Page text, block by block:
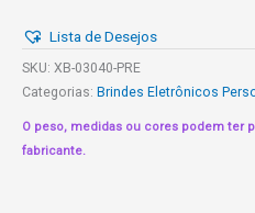
-
PRETO
quantidade
Lista de Desejos
SKU: XB-03040-PRE
Categorias: Brindes Eletrônicos
O peso, medidas ou cores podem ter
fabricante.